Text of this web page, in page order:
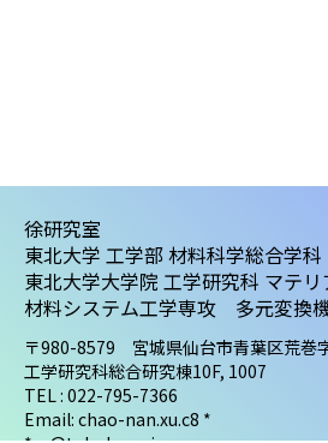
徐研究室
東北大学 工学部 材料科学総合学科
東北大学大学院 工学研究科 マテ
材料システム工学専攻 多元変換
〒980-8579 宮城県仙台市青葉区荒巻
工学研究科総合研究棟10F, 1007
TEL : 022-795-7366
Email: chao-nan.xu.c8 *